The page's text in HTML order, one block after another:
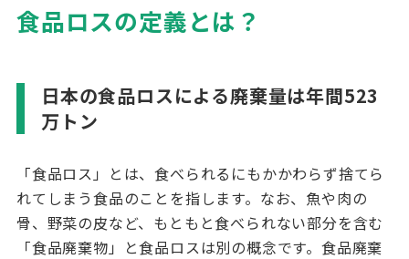
食品ロスの定義とは？
日本の食品ロスによる廃棄量は年間523
万トン
「食品ロス」とは、食べられるにもかかわらず捨てら
れてしまう食品のことを指します。なお、魚や肉の
骨、野菜の皮など、もともと食べられない部分を含む
「食品廃棄物」と食品ロスは別の概念です。食品廃棄